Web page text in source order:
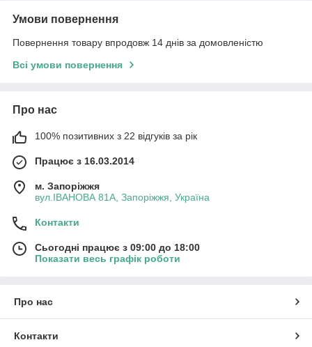
Умови повернення
Повернення товару впродовж 14 днів за домовленістю
Всі умови повернення
Про нас
100% позитивних з 22 відгуків за рік
Працює з 16.03.2014
м. Запоріжжя
вул.ІВАНОВА 81А, Запоріжжя, Україна
Контакти
Сьогодні працює з 09:00 до 18:00
Показати весь графік роботи
Про нас
Контакти